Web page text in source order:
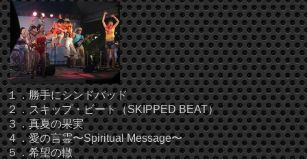
１．勝手にシンドバッド
２．スキップ・ビート（SKIPPED BEAT）
３．真夏の果実
４．愛の言霊〜Spiritual Message〜
５．希望の轍